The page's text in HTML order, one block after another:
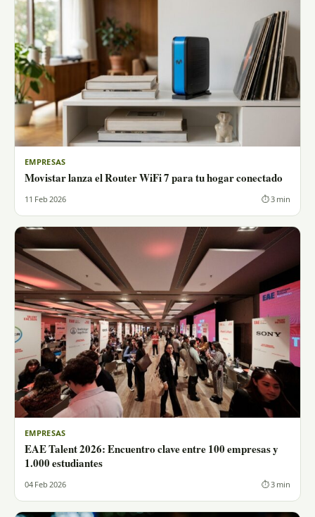
EMPRESAS
Movistar lanza el Router WiFi 7 para tu hogar conectado
11 Feb 2026 ⏱ 3 min
EMPRESAS
EAE Talent 2026: Encuentro clave entre 100 empresas y
1.000 estudiantes
04 Feb 2026 ⏱ 3 min